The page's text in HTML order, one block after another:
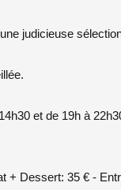
judicieuse
et de 19h à
+ Dessert: 35 € -